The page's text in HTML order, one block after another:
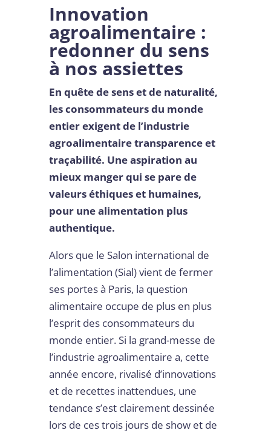
Innovation
agroalimentaire :
redonner du sens
à nos assiettes
En quête de sens et de naturalité,
les consommateurs du monde
entier exigent de l’industrie
agroalimentaire transparence et
traçabilité. Une aspiration au
mieux manger qui se pare de
valeurs éthiques et humaines,
pour une alimentation plus
authentique.
Alors que le Salon international de
l’alimentation (Sial) vient de fermer
ses portes à Paris, la question
alimentaire occupe de plus en plus
l’esprit des consommateurs du
monde entier. Si la grand-messe de
l’industrie agroalimentaire a, cette
année encore, rivalisé d’innovations
et de recettes inattendues, une
tendance s’est clairement dessinée
lors de ces trois jours de show et de